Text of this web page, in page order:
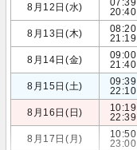
8月12日(水)
20:40
8月13日(木)
08:20
21:19
8月14日(金)
09:00
21:40
8月15日(土)
09:39
22:10
8月16日(日)
10:19
22:39
8月17日(月)
10:50
23:00